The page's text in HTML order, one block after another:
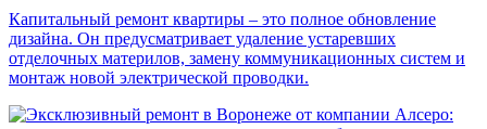
Капитальный ремонт квартиры – это полное обновление
дизайна. Он предусматривает удаление устаревших
отделочных материлов, замену коммуникационных систем и
монтаж новой электрической проводки.